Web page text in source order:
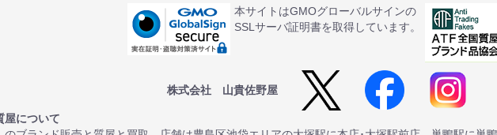
本サイトはGMOグローバルサインの
SSLサーバ証明書を取得しています。
株式会社 山貴佐野屋
屋について